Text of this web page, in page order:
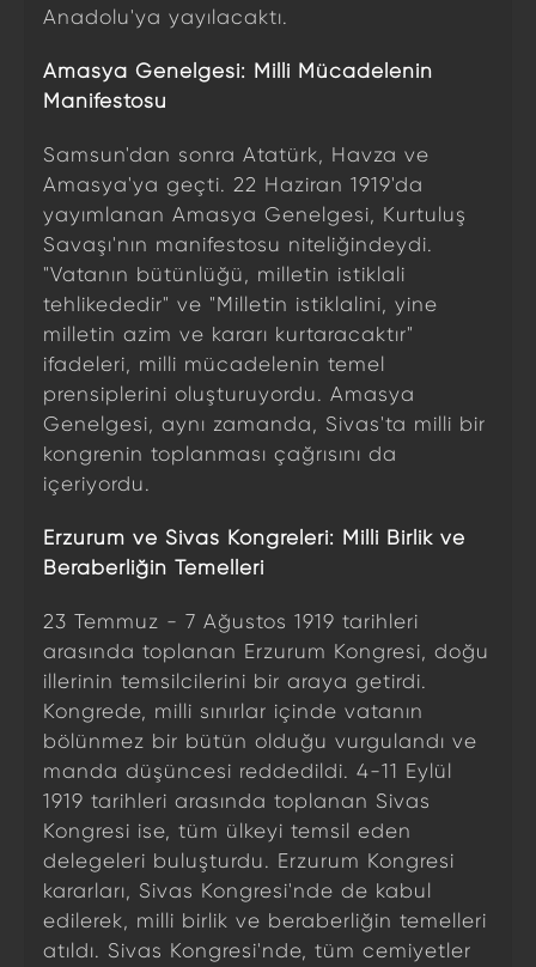
Anadolu'ya yayılacaktı.
Amasya Genelgesi: Milli Mücadelenin
Manifestosu
Samsun'dan sonra Atatürk, Havza ve
Amasya'ya geçti. 22 Haziran 1919'da
yayımlanan Amasya Genelgesi, Kurtuluş
Savaşı'nın manifestosu niteliğindeydi.
"Vatanın bütünlüğü, milletin istiklali
tehlikededir" ve "Milletin istiklalini, yine
milletin azim ve kararı kurtaracaktır"
ifadeleri, milli mücadelenin temel
prensiplerini oluşturuyordu. Amasya
Genelgesi, aynı zamanda, Sivas'ta milli bir
kongrenin toplanması çağrısını da
içeriyordu.
Erzurum ve Sivas Kongreleri: Milli Birlik ve
Beraberliğin Temelleri
23 Temmuz - 7 Ağustos 1919 tarihleri
arasında toplanan Erzurum Kongresi, doğu
illerinin temsilcilerini bir araya getirdi.
Kongrede, milli sınırlar içinde vatanın
bölünmez bir bütün olduğu vurgulandı ve
manda düşüncesi reddedildi. 4-11 Eylül
1919 tarihleri arasında toplanan Sivas
Kongresi ise, tüm ülkeyi temsil eden
delegeleri buluşturdu. Erzurum Kongresi
kararları, Sivas Kongresi'nde de kabul
edilerek, milli birlik ve beraberliğin temelleri
atıldı. Sivas Kongresi'nde, tüm cemiyetler